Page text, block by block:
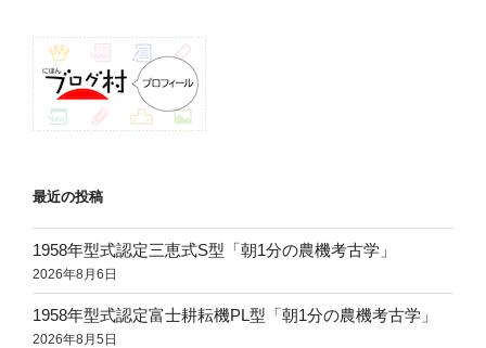
最近の投稿
1958年型式認定三恵式S型「朝1分の農機考古学」
2026年8月6日
1958年型式認定富士耕耘機PL型「朝1分の農機考古学」
2026年8月5日